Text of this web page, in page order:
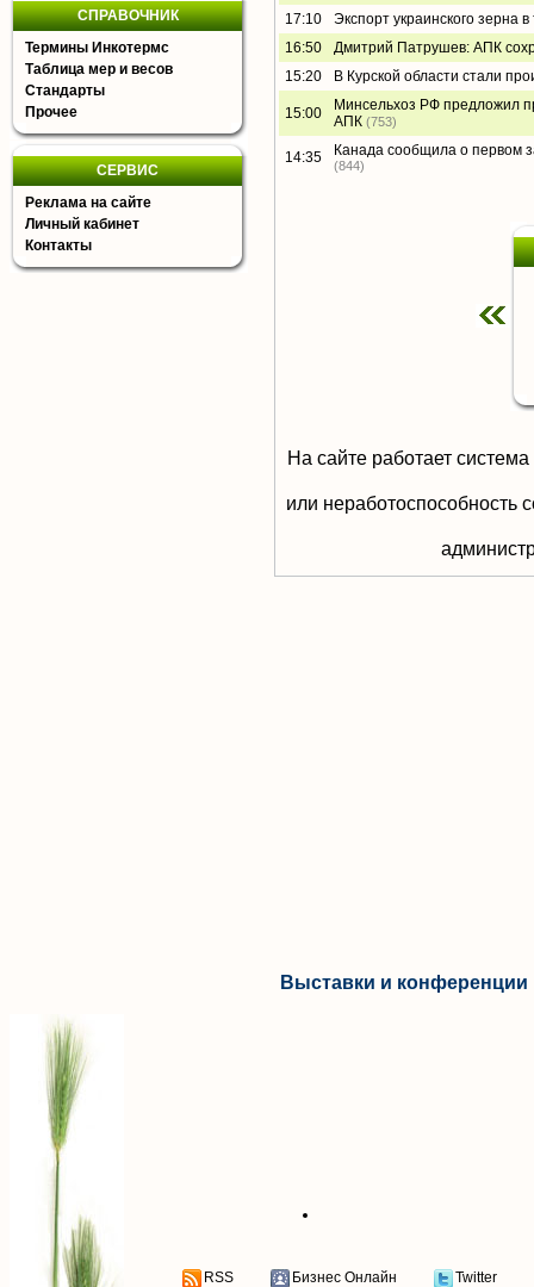
СПРАВОЧНИК
Термины Инкотермс
Таблица мер и весов
Стандарты
Прочее
СЕРВИС
Реклама на сайте
Личный кабинет
Контакты
17:10
Экспорт украинского зерна
16:50
Дмитрий Патрушев: АПК
15:20
В Курской области стали
15:00
Минсельхоз РФ предложил
АПК (753)
14:35 Канада сообщила о первом
(844)
На сайте работает
или неработоспособность
Выставки и конференции
RSS Бизнес Онлайн Twitter